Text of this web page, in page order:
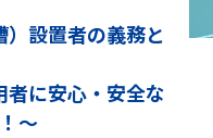
設置者の義務と
に安心・安全な
～